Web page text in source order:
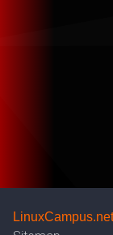
LinuxCampus.net